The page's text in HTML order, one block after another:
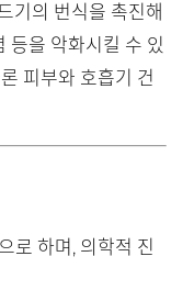
기의 번식을 촉진해
등을 악화시킬 수 있
피부와 호흡기 건
로 하며, 의학적 진